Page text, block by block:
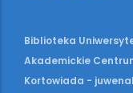
Biblioteka
Akademickie
Kortowiada -